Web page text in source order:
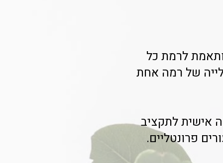
לרמת כל
השיגו עלייה של רמה אחת
אישית לתקציב
פרונטליים.